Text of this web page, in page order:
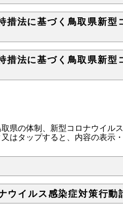
措法に基づく鳥取県新
措法に基づく鳥取県新
県の体制、新型コロナウイル
はタップすると、内容の表示
ウイルス感染症対策行